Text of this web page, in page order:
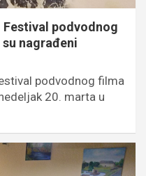
Festival podvodnog
nagrađeni
podvodnog filma
20. marta u